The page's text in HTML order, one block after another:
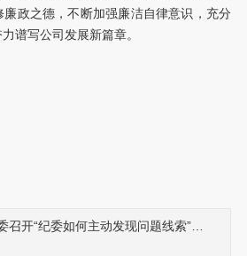
政之德，不断加强廉洁自律意识，充分
谱写公司发展新篇章。
上一条：生态公司纪委召开“纪委如何主动发现问题线索”专题调研会